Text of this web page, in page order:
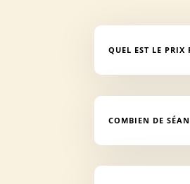
QUEL EST LE PRIX
COMBIEN DE